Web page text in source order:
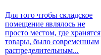
Для того чтобы складское
помещение являлось не
просто местом, где хранятся
товары, было современным
распределительным...